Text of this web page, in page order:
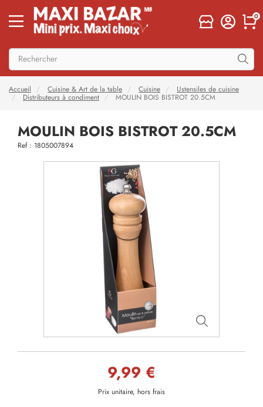
0
Accueil Cuisine & Art de la table Cuisine
Ustensiles de cuisine
Distributeurs à condiment
MOULIN BOIS BISTROT 20.5CM
MOULIN BOIS BISTROT 20.5CM
Ref : 1805007894
9,99 €
Prix unitaire, hors frais